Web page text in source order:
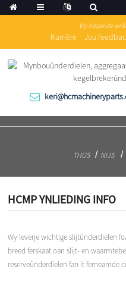
Wy helpe de
Karriêre Jou
THÚS NIJS
HCMP YNLIEDING INFO
Wy leverje wichtige slijtûnderdielen
breed ferskaat oan slijt- en
reserveûnderdielen fan it ferneamde